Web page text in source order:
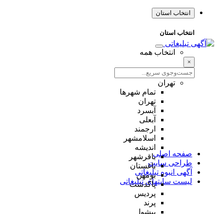
انتخاب استان
انتخاب استان
انتخاب همه
×
تهران
تمام شهر‌ها
تهران
آبسرد
آبعلی
ارجمند
اسلامشهر
اندیشه
باقرشهر
باغستان
بومهن
پاکدشت
پردیس
پرند
پیشوا
صفحه اصلی
طراحی سایت
آگهی انبوه تبلیغاتی
لیست سایتهای تبلیغاتی